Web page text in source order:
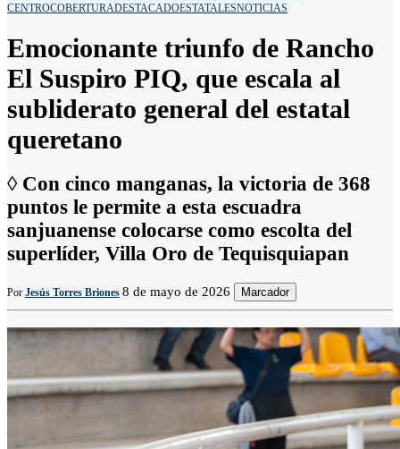
CENTROCOBERTURADESTACADOESTATALESNOTICIAS
Emocionante triunfo de Rancho
El Suspiro PIQ, que escala al
subliderato general del estatal
queretano
◊ Con cinco manganas, la victoria de 368
puntos le permite a esta escuadra
sanjuanense colocarse como escolta del
superlíder, Villa Oro de Tequisquiapan
Por Jesús Torres Briones 8 de mayo de 2026 Marcador